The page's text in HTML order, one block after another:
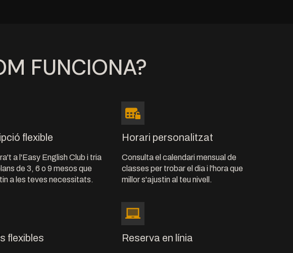
FUNCIONA?
flexible
a l'Easy English Club i tria
de 3, 6 o 9 mesos que
a les teves necessitats.
Horari personalitzat
Consulta el calendari mensual de
classes per trobar el dia i l'hora que
millor s'ajustin al teu nivell.
flexibles Reserva en línia